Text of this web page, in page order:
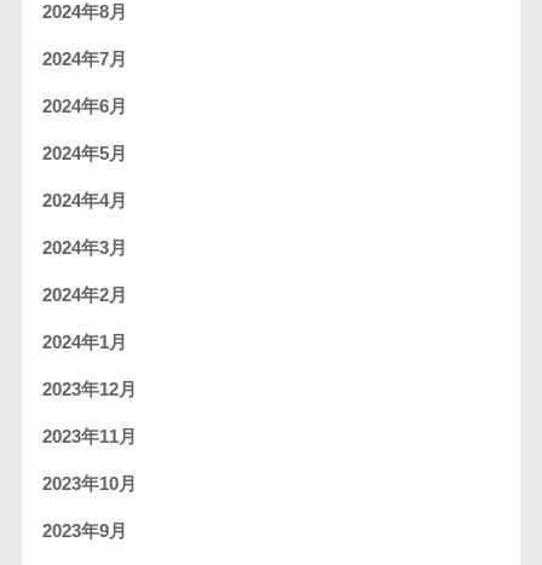
2024年8月
2024年7月
2024年6月
2024年5月
2024年4月
2024年3月
2024年2月
2024年1月
2023年12月
2023年11月
2023年10月
2023年9月